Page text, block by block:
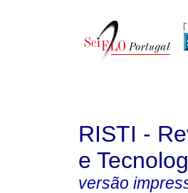
RISTI -
e
versão